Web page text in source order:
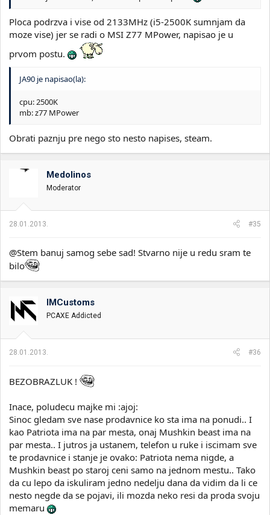
Ploca podrzva i vise od 2133MHz (i5-2500K sumnjam da
moze vise) jer se radi o MSI Z77 MPower, napisao je u
prvom postu.
JA90 je napisao(la):
cpu: 2500K
mb: z77 MPower
Obrati paznju pre nego sto nesto napises, steam.
Medolinos
Moderator
28.01.2013. #35
@Stem banuj samog sebe sad! Stvarno nije u redu sram te
bilo
IMCustoms
PCAXE Addicted
28.01.2013. #36
BEZOBRAZLUK !
Inace, poludecu majke mi :ajoj:
Sinoc gledam sve nase prodavnice ko sta ima na ponudi.. I
kao Patriota ima na par mesta, onaj Mushkin beast ima na
par mesta.. I jutros ja ustanem, telefon u ruke i iscimam sve
te prodavnice i stanje je ovako: Patriota nema nigde, a
Mushkin beast po staroj ceni samo na jednom mestu.. Tako
da cu lepo da iskuliram jedno nedelju dana da vidim da li ce
nesto negde da se pojavi, ili mozda neko resi da proda svoju
memaru